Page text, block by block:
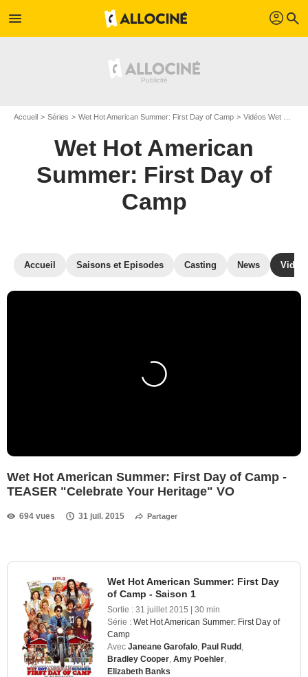
menu profil search
Accueil Séries Wet Hot American Summer: First Day of Camp Vidéos Wet Hot American Summer: First Day of Camp
Wet Hot American
Summer: First Day of
Camp
Accueil Saisons et Episodes Casting News
Wet Hot American Summer: First Day of Camp -
TEASER "Celebrate Your Heritage" VO
694 vues 31 juil. 2015 Partager
Wet Hot American Summer: First Day
of Camp - Saison 1
Sortie : 31 juillet 2015 | 30 min
Série : Wet Hot American Summer: First Day of
Camp
Avec Janeane Garofalo Paul Rudd
Bradley Cooper Amy Poehler
Elizabeth Banks